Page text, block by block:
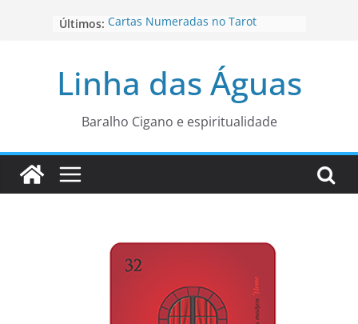
Últimos: Cartas Numeradas no Tarot
para está fase
Os Naipes no Tarot
Cartas da Corte no Tarot
Linha das Águas
Baralho Cigano e espiritualidade